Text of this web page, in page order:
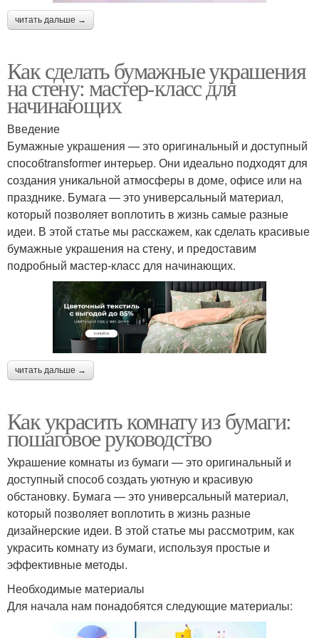
читать дальше →
Как сделать бумажные украшения
на стену: мастер-класс для
начинающих
Введение
Бумажные украшения — это оригинальный и доступный
способtransformer интерьер. Они идеально подходят для
создания уникальной атмосферы в доме, офисе или на
празднике. Бумага — это универсальный материал,
который позволяет воплотить в жизнь самые разные
идеи. В этой статье мы расскажем, как сделать красивые
бумажные украшения на стену, и предоставим
подробный мастер-класс для начинающих.
читать дальше →
Как украсить комнату из бумаги:
пошаговое руководство
Украшение комнаты из бумаги — это оригинальный и
доступный способ создать уютную и красивую
обстановку. Бумага — это универсальный материал,
который позволяет воплотить в жизнь разные
дизайнерские идеи. В этой статье мы рассмотрим, как
украсить комнату из бумаги, используя простые и
эффективные методы.
Необходимые материалы
Для начала нам понадобятся следующие материалы: